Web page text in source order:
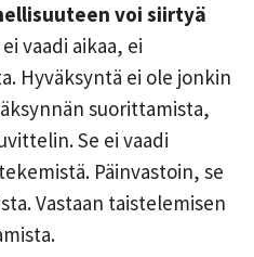
voi siirtyä
ei vaadi aikaa, ei
Hyväksyntä ei ole jonkin
suorittamista,
Se ei vaadi
Päinvastoin, se
Vastaan taistelemisen